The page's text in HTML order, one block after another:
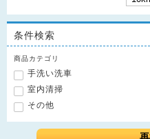
条件検索
商品カテゴリ
手洗い洗車
室内清掃
その他